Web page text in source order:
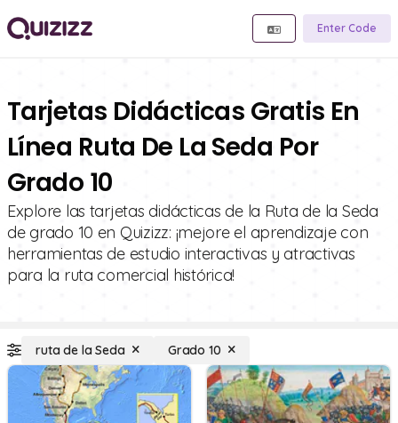
Enter Code
Tarjetas Didácticas Gratis En
Línea Ruta De La Seda Por
Grado 10
Explore las tarjetas didácticas de la Ruta de la Seda
de grado 10 en Quizizz: ¡mejore el aprendizaje con
herramientas de estudio interactivas y atractivas
para la ruta comercial histórica!
ruta de la Seda Grado 10